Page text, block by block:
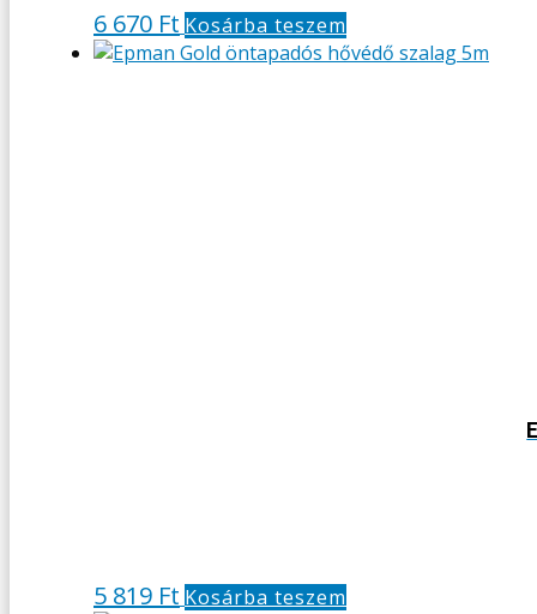
6 670 Ft Kosárba teszem
5 819 Ft Kosárba teszem